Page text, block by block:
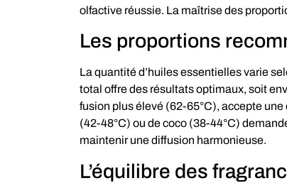
olfactive réussie. La maîtrise des
Les proportions
La quantité d’huiles essentielles varie
total offre des résultats optimaux, soit
fusion plus élevé (62-65°C), accepte
(42-48°C) ou de coco (38-44°C)
maintenir une diffusion harmonieuse.
L’équilibre des